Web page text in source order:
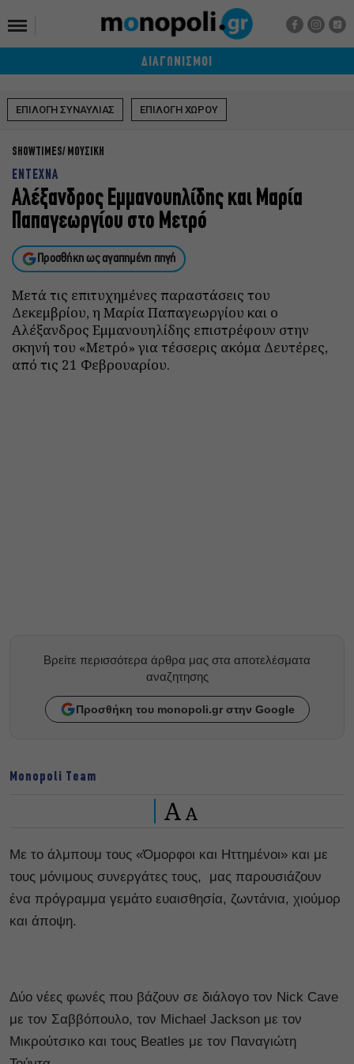
ΔΙΑΓΩΝΙΣΜΟΙ
ΕΠΙΛΟΓΗ ΣΥΝΑΥΛΙΑΣ ΕΠΙΛΟΓΗ ΧΩΡΟΥ
SHOWTIMES ΜΟΥΣΙΚΗ
ΕΝΤΕΧΝΑ
Αλέξανδρος Εμμανουηλίδης και Μαρία
Παπαγεωργίου στο Μετρό
Προσθήκη ως αγαπημένη πηγή
Μετά τις επιτυχημένες παραστάσεις του
Δεκεμβρίου, η Μαρία Παπαγεωργίου και ο
Αλέξανδρος Εμμανουηλίδης επιστρέφουν στην
σκηνή του «Μετρό» για τέσσερις ακόμα Δευτέρες,
από τις 21 Φεβρουαρίου.
Βρείτε περισσότερα άρθρα μας στα αποτελέσματα
αναζητησης
Προσθήκη του monopoli.gr στην Google
Monopoli Team
A A
Με το άλμπουμ τους «Όμορφοι και Ηττημένοι» και με
τους μόνιμους συνεργάτες τους, μας παρουσιάζουν
ένα πρόγραμμα γεμάτο ευαισθησία, ζωντάνια, χιούμορ
και άποψη.
Δύο νέες φωνές που βάζουν σε διάλογο τον Nick Cave
με τον Σαββόπουλο, τον Michael Jackson με τον
Μικρούτσικο και τους Beatles με τον Παναγιώτη